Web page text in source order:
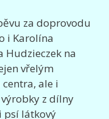
za doprovodu
i Karolína
Hudzieczek na
vřelým
ale i
z dílny
psí látkový